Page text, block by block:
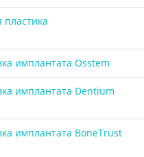
пластика
имплантата Osstem
имплантата Dentium
имплантата BoneTrust